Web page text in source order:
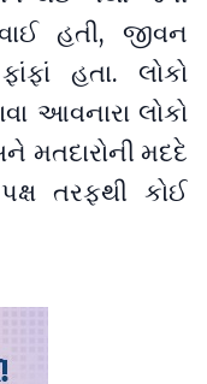
હતી, જીવન
હતા. લોકો
આવનારા લોકો
મદદે
તરફથી કોઈ